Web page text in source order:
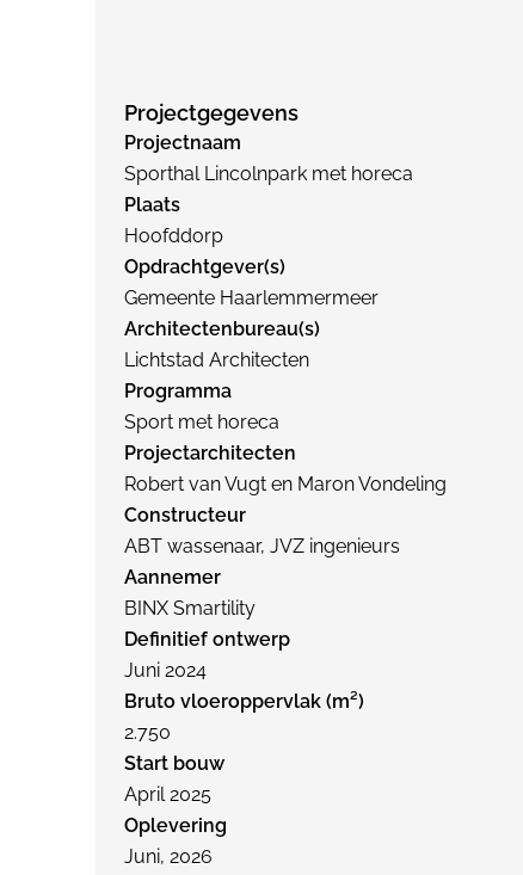
Projectgegevens
Projectnaam
Sporthal Lincolnpark met horeca
Plaats
Hoofddorp
Opdrachtgever(s)
Gemeente Haarlemmermeer
Architectenbureau(s)
Lichtstad Architecten
Programma
Sport met horeca
Projectarchitecten
Robert van Vugt en Maron Vondeling
Constructeur
ABT wassenaar, JVZ ingenieurs
Aannemer
BINX Smartility
Definitief ontwerp
Juni 2024
Bruto vloeroppervlak (m²)
2.750
Start bouw
April 2025
Oplevering
Juni, 2026